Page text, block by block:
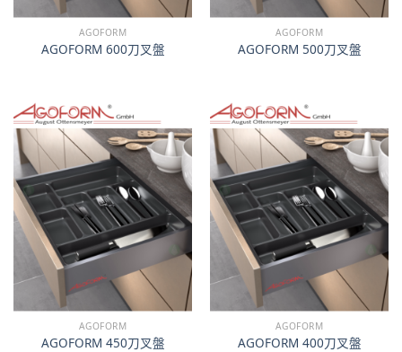
AGOFORM
AGOFORM 600刀叉盤
AGOFORM
AGOFORM 500刀叉盤
AGOFORM
AGOFORM 450刀叉盤
AGOFORM
AGOFORM 400刀叉盤